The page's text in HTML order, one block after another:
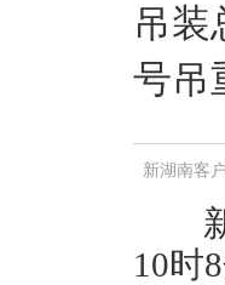
吊装
号吊
新湖南客
新
10时